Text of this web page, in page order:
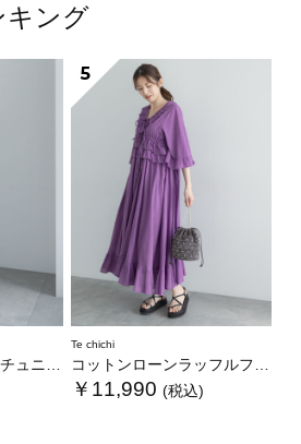
キング
ンピース
5
Te chichi
コットンローンラッフルフリルドレス
￥11,990 (税込)